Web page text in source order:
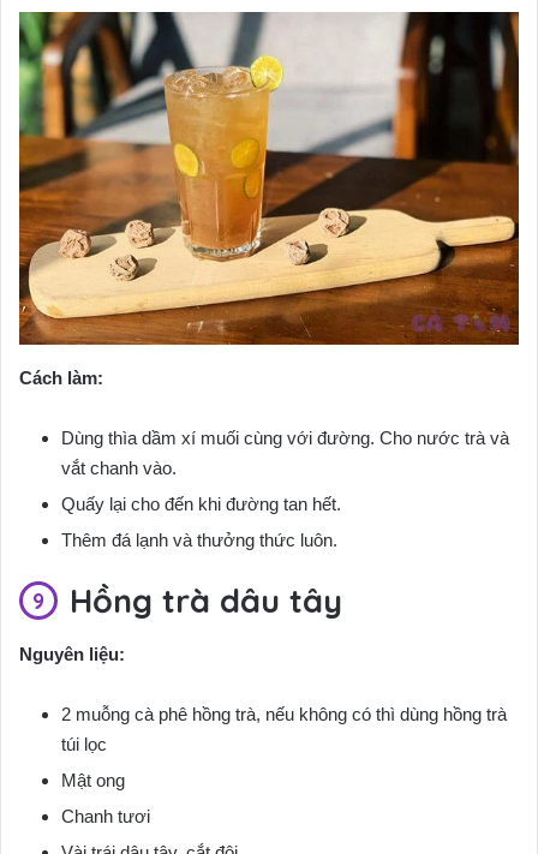
Cách làm:
Dùng thìa dầm xí muối cùng với đường. Cho nước trà và
vắt chanh vào.
Quấy lại cho đến khi đường tan hết.
Thêm đá lạnh và thưởng thức luôn.
Hồng trà dâu tây
Nguyên liệu:
2 muỗng cà phê hồng trà, nếu không có thì dùng hồng trà
túi lọc
Mật ong
Chanh tươi